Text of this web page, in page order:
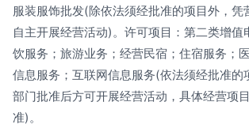
服装服饰批发(除依法须经批准的项目外，凭
自主开展经营活动)。许可项目：第二类增值
饮服务；旅游业务；经营民宿；住宿服务；
信息服务；互联网信息服务(依法须经批准的
部门批准后方可开展经营活动，具体经营项
准)。